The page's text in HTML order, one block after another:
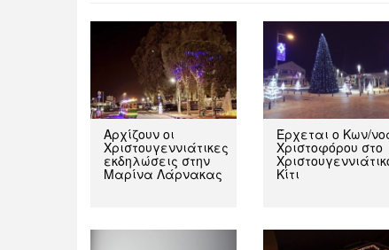
Αρχίζουν οι
Χριστουγεννιάτικες
εκδηλώσεις στην
Μαρίνα Λάρνακας
Έρχεται ο Κων/
Χριστοφόρου στο
Κίτι